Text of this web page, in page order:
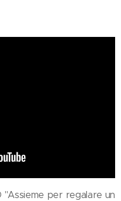
"Assieme per regalare un